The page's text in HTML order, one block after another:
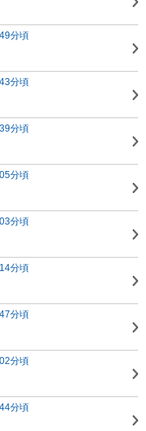
分頃
分頃
分頃
分頃
分頃
分頃
分頃
分頃
分頃